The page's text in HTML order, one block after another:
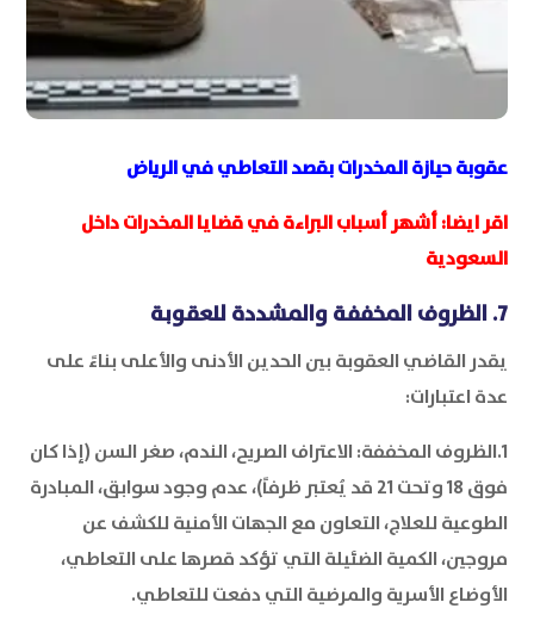
عقوبة حيازة المخدرات بقصد التعاطي في الرياض
اقر ايضا:أشهر أسباب البراءة في قضايا المخدرات داخل
السعودية
7. الظروف المخففة والمشددة للعقوبة
يقدر القاضي العقوبة بين الحدين الأدنى والأعلى بناءً على
عدة اعتبارات:
1.الظروف المخففة: الاعتراف الصريح، الندم، صغر السن (إذا كان
فوق 18 وتحت 21 قد يُعتبر ظرفاً)، عدم وجود سوابق، المبادرة
الطوعية للعلاج، التعاون مع الجهات الأمنية للكشف عن
مروجين، الكمية الضئيلة التي تؤكد قصرها على التعاطي،
الأوضاع الأسرية والمرضية التي دفعت للتعاطي.